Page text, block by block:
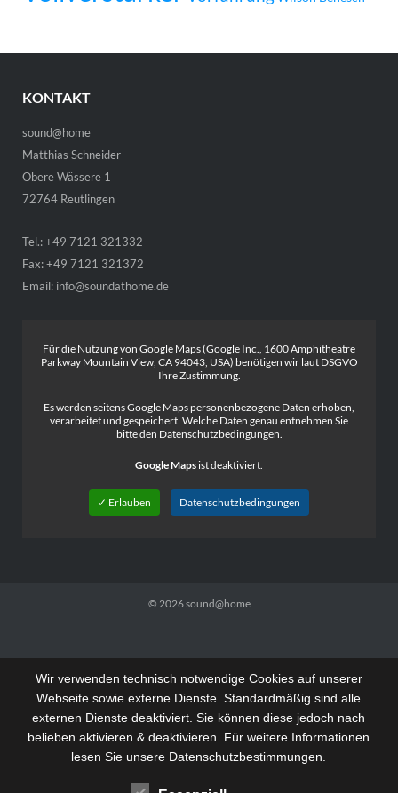
KONTAKT
sound@home
Matthias Schneider
Obere Wässere 1
72764 Reutlingen
Tel.: +49 7121 321332
Fax: +49 7121 321372
Email: info@soundathome.de
Für die Nutzung von Google Maps (Google Inc., 1600 Amphitheatre
Parkway Mountain View, CA 94043, USA) benötigen wir laut DSGVO
Ihre Zustimmung.
Es werden seitens Google Maps personenbezogene Daten erhoben,
verarbeitet und gespeichert. Welche Daten genau entnehmen Sie
bitte den Datenschutzbedingungen.
Google Maps ist deaktiviert.
✓ Erlauben Datenschutzbedingungen
© 2026sound@home
Wir verwenden technisch notwendige Cookies auf unserer
Webseite sowie externe Dienste. Standardmäßig sind alle
externen Dienste deaktiviert. Sie können diese jedoch nach
belieben aktivieren & deaktivieren. Für weitere Informationen
lesen Sie unsere Datenschutzbestimmungen.